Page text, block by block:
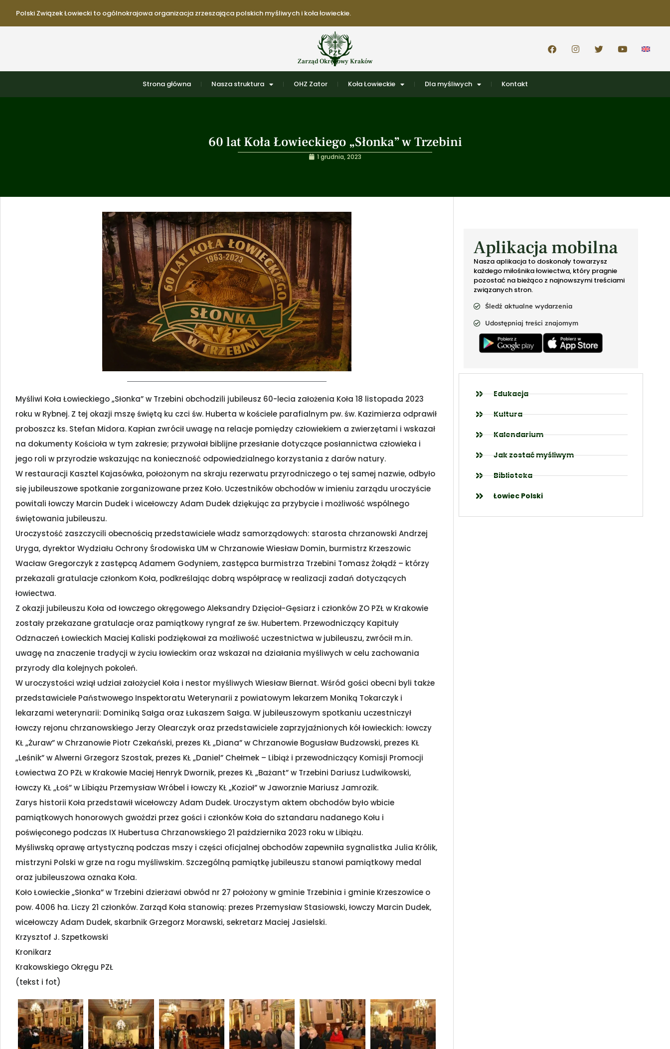
Polski Związek Łowiecki to ogólnokrajowa organizacja zrzeszająca polskich myśliwych i koła łowieckie.
Zarząd Okręgowy Kraków
Strona główna Nasza struktura OHZ Zator Koła Łowieckie Dla myśliwych Kontakt
60 lat Koła Łowieckiego „Słonka” w Trzebini
1 grudnia, 2023
Myśliwi Koła Łowieckiego „Słonka” w Trzebini obchodzili jubileusz 60-lecia założenia Koła 18 listopada 2023
roku w Rybnej. Z tej okazji mszę świętą ku czci św. Huberta w kościele parafialnym pw. św. Kazimierza odprawił
proboszcz ks. Stefan Midora. Kapłan zwrócił uwagę na relacje pomiędzy człowiekiem a zwierzętami i wskazał
na dokumenty Kościoła w tym zakresie; przywołał biblijne przesłanie dotyczące posłannictwa człowieka i
jego roli w przyrodzie wskazując na konieczność odpowiedzialnego korzystania z darów natury.
W restauracji Kasztel Kajasówka, położonym na skraju rezerwatu przyrodniczego o tej samej nazwie, odbyło
się jubileuszowe spotkanie zorganizowane przez Koło. Uczestników obchodów w imieniu zarządu uroczyście
powitali łowczy Marcin Dudek i wicełowczy Adam Dudek dziękując za przybycie i możliwość wspólnego
świętowania jubileuszu.
Uroczystość zaszczycili obecnością przedstawiciele władz samorządowych: starosta chrzanowski Andrzej
Uryga, dyrektor Wydziału Ochrony Środowiska UM w Chrzanowie Wiesław Domin, burmistrz Krzeszowic
Wacław Gregorczyk z zastępcą Adamem Godyniem, zastępca burmistrza Trzebini Tomasz Żołądź – którzy
przekazali gratulacje członkom Koła, podkreślając dobrą współpracę w realizacji zadań dotyczących
łowiectwa.
Z okazji jubileuszu Koła od łowczego okręgowego Aleksandry Dzięcioł-Gęsiarz i członków ZO PZŁ w Krakowie
zostały przekazane gratulacje oraz pamiątkowy ryngraf ze św. Hubertem. Przewodniczący Kapituły
Odznaczeń Łowieckich Maciej Kaliski podziękował za możliwość uczestnictwa w jubileuszu, zwrócił m.in.
uwagę na znaczenie tradycji w życiu łowieckim oraz wskazał na działania myśliwych w celu zachowania
przyrody dla kolejnych pokoleń.
W uroczystości wziął udział założyciel Koła i nestor myśliwych Wiesław Biernat. Wśród gości obecni byli także
przedstawiciele Państwowego Inspektoratu Weterynarii z powiatowym lekarzem Moniką Tokarczyk i
lekarzami weterynarii: Dominiką Sałga oraz Łukaszem Sałga. W jubileuszowym spotkaniu uczestniczył
łowczy rejonu chrzanowskiego Jerzy Olearczyk oraz przedstawiciele zaprzyjaźnionych kół łowieckich: łowczy
KŁ „Żuraw” w Chrzanowie Piotr Czekański, prezes KŁ „Diana” w Chrzanowie Bogusław Budzowski, prezes KŁ
„Leśnik” w Alwerni Grzegorz Szostak, prezes KŁ „Daniel” Chełmek – Libiąż i przewodniczący Komisji Promocji
Łowiectwa ZO PZŁ w Krakowie Maciej Henryk Dwornik, prezes KŁ „Bażant” w Trzebini Dariusz Ludwikowski,
łowczy KŁ „Łoś” w Libiążu Przemysław Wróbel i łowczy KŁ „Kozioł” w Jaworznie Mariusz Jamrozik.
Zarys historii Koła przedstawił wicełowczy Adam Dudek. Uroczystym aktem obchodów było wbicie
pamiątkowych honorowych gwoździ przez gości i członków Koła do sztandaru nadanego Kołu i
poświęconego podczas IX Hubertusa Chrzanowskiego 21 października 2023 roku w Libiążu.
Myśliwską oprawę artystyczną podczas mszy i części oficjalnej obchodów zapewniła sygnalistka Julia Królik,
mistrzyni Polski w grze na rogu myśliwskim. Szczególną pamiątkę jubileuszu stanowi pamiątkowy medal
oraz jubileuszowa oznaka Koła.
Koło Łowieckie „Słonka” w Trzebini dzierżawi obwód nr 27 położony w gminie Trzebinia i gminie Krzeszowice o
pow. 4006 ha. Liczy 21 członków. Zarząd Koła stanowią: prezes Przemysław Stasiowski, łowczy Marcin Dudek,
wicełowczy Adam Dudek, skarbnik Grzegorz Morawski, sekretarz Maciej Jasielski.
Krzysztof J. Szpetkowski
Kronikarz
Krakowskiego Okręgu PZŁ
(tekst i fot)
Aplikacja mobilna
Nasza aplikacja to doskonały towarzysz
każdego miłośnika łowiectwa, który pragnie
pozostać na bieżąco z najnowszymi treściami
związanych stron.
Śledź aktualne wydarzenia
Udostępniaj treści znajomym
Edukacja
Kultura
Kalendarium
Jak zostać myśliwym
Biblioteka
Łowiec Polski